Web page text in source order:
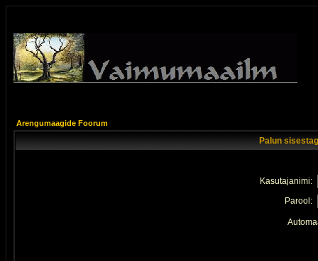
Arengumaagide Foorum
Palun
Kasutajanimi:
Parool: